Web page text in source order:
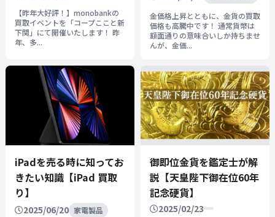
【昨年大好評！】monobankの
買取イベントを「コープここと新
下関」にて開催いたします！ 昨
年、多...
金価格上昇とともに、金貨の買取
価格も高騰中です！ 通常貨幣は
額面通りの意味合いしか持ちませ
んが、金価...
iPadを売る時に知ってお
きたい知識【iPad 買取
り】
2025/06/20 家電製品
御即位金貨を鑑定士が解
説【天皇陛下御在位60年
記念硬貨】
2025/02/23